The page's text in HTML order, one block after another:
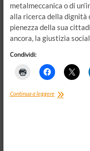
metalmeccanica o di
alla ricerca della dignità
pienezza della sua
ancora, la giustizia
Condividi:
Continua a leggereGiustizia